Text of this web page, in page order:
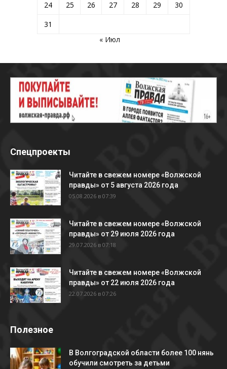
24
25 26 27 28 29
30
31
« Июл
Спецпроекты
Читайте в свежем номере «Волжской
правды» от 5 августа 2026 года
05.08.2026 в 07:39
Читайте в свежем номере «Волжской
правды» от 29 июля 2026 года
29.07.2026 в 07:18
Читайте в свежем номере «Волжской
правды» от 22 июля 2026 года
22.07.2026 в 07:26
Полезное
В Волгоградской области более 100 нянь
обучили смотреть за детьми